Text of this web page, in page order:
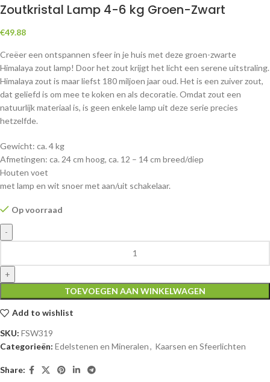
Zoutkristal Lamp 4-6 kg Groen-Zwart
€49.88
Creëer een ontspannen sfeer in je huis met deze groen-zwarte
Himalaya zout lamp! Door het zout krijgt het licht een serene uitstraling.
Himalaya zout is maar liefst 180 miljoen jaar oud. Het is een zuiver zout,
dat geliefd is om mee te koken en als decoratie. Omdat zout een
natuurlijk materiaal is, is geen enkele lamp uit deze serie precies
hetzelfde.
Gewicht: ca. 4 kg
Afmetingen: ca. 24 cm hoog, ca. 12 – 14 cm breed/diep
Houten voet
met lamp en wit snoer met aan/uit schakelaar.
Op voorraad
TOEVOEGEN AAN WINKELWAGEN
Add to wishlist
SKU: FSW319
Categorieën: Edelstenen en Mineralen, Kaarsen en Sfeerlichten
Share: